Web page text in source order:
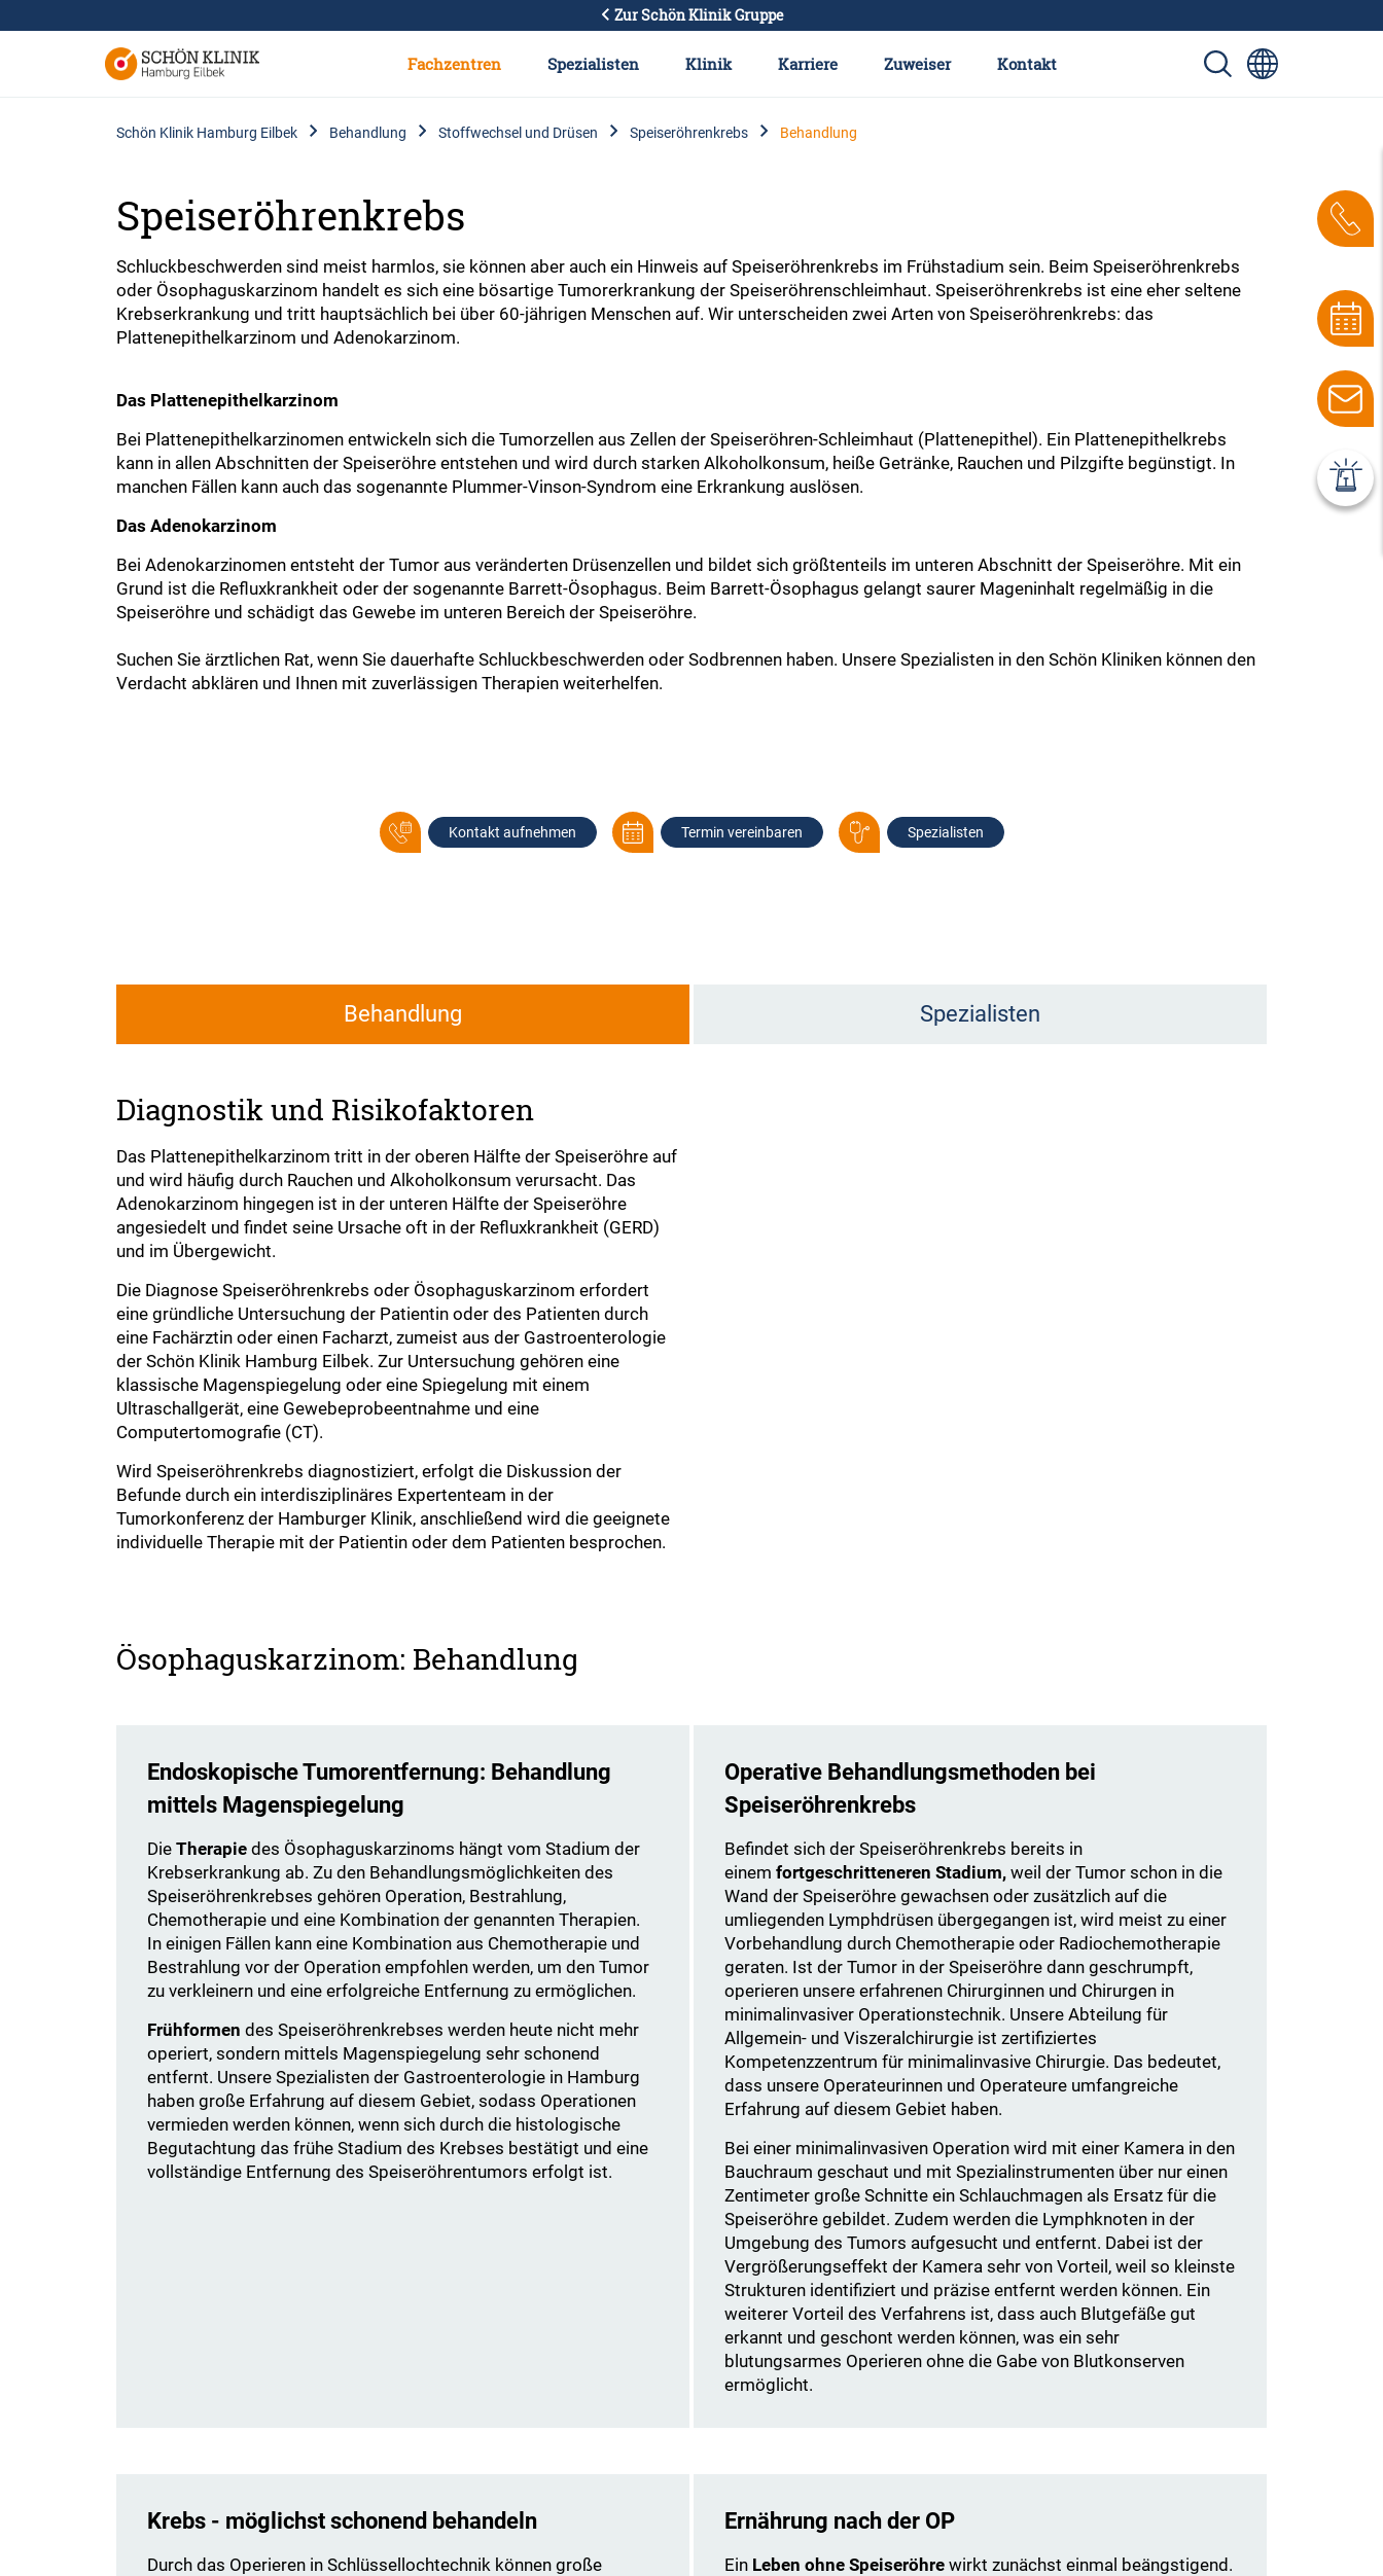
Zur Schön Klinik Gruppe
Fachzentren Spezialisten Klinik Karriere Zuweiser Kontakt
Schön Klinik Hamburg Eilbek Behandlung Stoffwechsel und Drüsen Speiseröhrenkrebs Behandlung
Speiseröhrenkrebs
Schluckbeschwerden sind meist harmlos, sie können aber auch ein Hinweis auf Speiseröhrenkrebs im Frühstadium sein. Beim Speiseröhrenkrebs
oder Ösophaguskarzinom handelt es sich eine bösartige Tumorerkrankung der Speiseröhrenschleimhaut. Speiseröhrenkrebs ist eine eher seltene
Krebserkrankung und tritt hauptsächlich bei über 60-jährigen Menschen auf. Wir unterscheiden zwei Arten von Speiseröhrenkrebs: das
Plattenepithelkarzinom und Adenokarzinom.
Das Plattenepithelkarzinom
Bei Plattenepithelkarzinomen entwickeln sich die Tumorzellen aus Zellen der Speiseröhren-Schleimhaut (Plattenepithel). Ein Plattenepithelkrebs
kann in allen Abschnitten der Speiseröhre entstehen und wird durch starken Alkoholkonsum, heiße Getränke, Rauchen und Pilzgifte begünstigt. In
manchen Fällen kann auch das sogenannte Plummer-Vinson-Syndrom eine Erkrankung auslösen.
Das Adenokarzinom
Bei Adenokarzinomen entsteht der Tumor aus veränderten Drüsenzellen und bildet sich größtenteils im unteren Abschnitt der Speiseröhre. Mit ein
Grund ist die Refluxkrankheit oder der sogenannte Barrett-Ösophagus. Beim Barrett-Ösophagus gelangt saurer Mageninhalt regelmäßig in die
Speiseröhre und schädigt das Gewebe im unteren Bereich der Speiseröhre.
Suchen Sie ärztlichen Rat, wenn Sie dauerhafte Schluckbeschwerden oder Sodbrennen haben. Unsere Spezialisten in den Schön Kliniken können den
Verdacht abklären und Ihnen mit zuverlässigen Therapien weiterhelfen.
Kontakt aufnehmen Termin vereinbaren Spezialisten
Behandlung Spezialisten
Diagnostik und Risikofaktoren
Das Plattenepithelkarzinom tritt in der oberen Hälfte der Speiseröhre auf
und wird häufig durch Rauchen und Alkoholkonsum verursacht. Das
Adenokarzinom hingegen ist in der unteren Hälfte der Speiseröhre
angesiedelt und findet seine Ursache oft in der Refluxkrankheit (GERD)
und im Übergewicht.
Die Diagnose Speiseröhrenkrebs oder Ösophaguskarzinom erfordert
eine gründliche Untersuchung der Patientin oder des Patienten durch
eine Fachärztin oder einen Facharzt, zumeist aus der Gastroenterologie
der Schön Klinik Hamburg Eilbek. Zur Untersuchung gehören eine
klassische Magenspiegelung oder eine Spiegelung mit einem
Ultraschallgerät, eine Gewebeprobeentnahme und eine
Computertomografie (CT).
Wird Speiseröhrenkrebs diagnostiziert, erfolgt die Diskussion der
Befunde durch ein interdisziplinäres Expertenteam in der
Tumorkonferenz der Hamburger Klinik, anschließend wird die geeignete
individuelle Therapie mit der Patientin oder dem Patienten besprochen.
Ösophaguskarzinom: Behandlung
Endoskopische Tumorentfernung: Behandlung
mittels Magenspiegelung
DieTherapiedes Ösophaguskarzinoms hängt vom Stadium der
Krebserkrankung ab. Zu den Behandlungsmöglichkeiten des
Speiseröhrenkrebses gehören Operation, Bestrahlung,
Chemotherapie und eine Kombination der genannten Therapien.
In einigen Fällen kann eine Kombination aus Chemotherapie und
Bestrahlung vor der Operation empfohlen werden, um den Tumor
zu verkleinern und eine erfolgreiche Entfernung zu ermöglichen.
Frühformendes Speiseröhrenkrebses werden heute nicht mehr
operiert, sondern mittels Magenspiegelung sehr schonend
entfernt. Unsere Spezialisten der Gastroenterologie in Hamburg
haben große Erfahrung auf diesem Gebiet, sodass Operationen
vermieden werden können, wenn sich durch die histologische
Begutachtung das frühe Stadium des Krebses bestätigt und eine
vollständige Entfernung des Speiseröhrentumors erfolgt ist.
Operative Behandlungsmethoden bei
Speiseröhrenkrebs
Befindet sich der Speiseröhrenkrebs bereits in
einem fortgeschritteneren Stadium,weil der Tumor schon in die
Wand der Speiseröhre gewachsen oder zusätzlich auf die
umliegenden Lymphdrüsen übergegangen ist, wird meist zu einer
Vorbehandlung durch Chemotherapie oder Radiochemotherapie
geraten. Ist der Tumor in der Speiseröhre dann geschrumpft,
operieren unsere erfahrenen Chirurginnen und Chirurgen in
minimalinvasiver Operationstechnik. Unsere Abteilung für
Allgemein- und Viszeralchirurgie ist zertifiziertes
Kompetenzzentrum für minimalinvasive Chirurgie. Das bedeutet,
dass unsere Operateurinnen und Operateure umfangreiche
Erfahrung auf diesem Gebiet haben.
Bei einer minimalinvasiven Operation wird mit einer Kamera in den
Bauchraum geschaut und mit Spezialinstrumenten über nur einen
Zentimeter große Schnitte ein Schlauchmagen als Ersatz für die
Speiseröhre gebildet. Zudem werden die Lymphknoten in der
Umgebung des Tumors aufgesucht und entfernt. Dabei ist der
Vergrößerungseffekt der Kamera sehr von Vorteil, weil so kleinste
Strukturen identifiziert und präzise entfernt werden können. Ein
weiterer Vorteil des Verfahrens ist, dass auch Blutgefäße gut
erkannt und geschont werden können, was ein sehr
blutungsarmes Operieren ohne die Gabe von Blutkonserven
ermöglicht.
Krebs - möglichst schonend behandeln
Durch das Operieren in Schlüssellochtechnik können große
Ernährung nach der OP
Ein Leben ohne Speiseröhre wirkt zunächst einmal beängstigend.